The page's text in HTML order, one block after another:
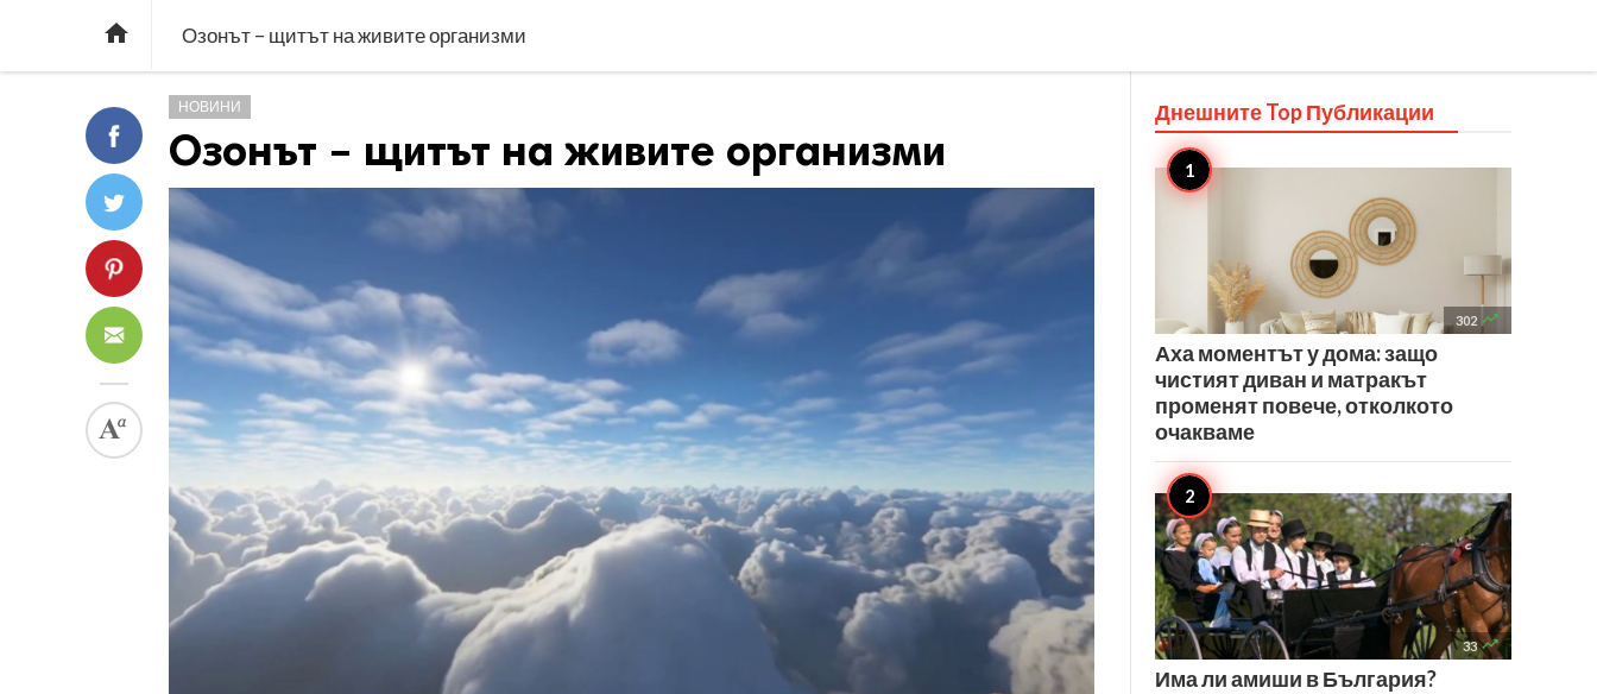
 Озонът – щитът на живите организми
НОВИНИ
Озонът – щитът на живите организми
Днешните TopПубликации
302 
Аха моментът у дома: защо
чистият диван и матракът
променят повече, отколкото
очакваме
33 
Има ли амиши в България?